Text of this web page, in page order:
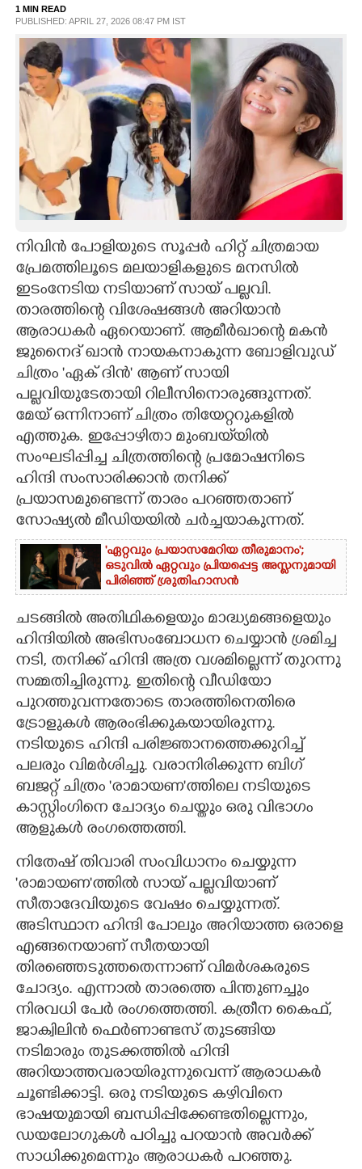
LIFESTYLE
SPIRITUAL
INFO+
ART
ASTRO
CARTOONS
LITERATURE
ZOOM
CONTACT US
1 MIN READ
PUBLISHED: APRIL 27, 2026 08:47 PM IST
നിവിൻ പോളിയുടെ സൂപ്പർ ഹിറ്റ് ചിത്രമായ
പ്രേമത്തിലൂടെ മലയാളികളുടെ മനസിൽ
ഇടംനേടിയ നടിയാണ് സായ് പല്ലവി.
താരത്തിന്റെ വിശേഷങ്ങൾ അറിയാൻ
ആരാധകർ ഏറെയാണ്. ആമീർഖാന്റെ മകൻ
ജുനൈദ് ഖാൻ നായകനാകുന്ന ബോളിവുഡ്
ചിത്രം 'ഏക് ദിൻ' ആണ് സായി
പല്ലവിയുടേതായി റിലീസിനൊരുങ്ങുന്നത്.
മേയ് ഒന്നിനാണ് ചിത്രം തിയേറ്ററുകളിൽ
എത്തുക. ഇപ്പോഴിതാ മുംബയ്‌യിൽ
സംഘടിപ്പിച്ച ചിത്രത്തിന്റെ പ്രമോഷനിടെ
ഹിന്ദി സംസാരിക്കാൻ തനിക്ക്
പ്രയാസമുണ്ടെന്ന് താരം പറഞ്ഞതാണ്
സോഷ്യൽ മീഡിയയിൽ ചർച്ചയാകുന്നത്.
'ഏറ്റവും പ്രയാസമേറിയ തീരുമാനം';
ഒടുവിൽ ഏറ്റവും പ്രിയപ്പെട്ട അസ്ലനുമായി
പിരിഞ്ഞ് ശ്രുതിഹാസൻ
ചടങ്ങിൽ അതിഥികളെയും മാദ്ധ്യമങ്ങളെയും
ഹിന്ദിയിൽ അഭിസംബോധന ചെയ്യാൻ ശ്രമിച്ച
നടി, തനിക്ക് ഹിന്ദി അത്ര വശമില്ലെന്ന് തുറന്നു
സമ്മതിച്ചിരുന്നു. ഇതിന്റെ വീഡിയോ
പുറത്തുവന്നതോടെ താരത്തിനെതിരെ
ട്രോളുകൾ ആരംഭിക്കുകയായിരുന്നു.
നടിയുടെ ഹിന്ദി പരിജ്ഞാനത്തെക്കുറിച്ച്
പലരും വിമർശിച്ചു. വരാനിരിക്കുന്ന ബിഗ്
ബജറ്റ് ചിത്രം 'രാമായണ'ത്തിലെ നടിയുടെ
കാസ്റ്റിംഗിനെ ചോദ്യം ചെയ്തും ഒരു വിഭാഗം
ആളുകൾ രംഗത്തെത്തി.
നിതേഷ് തിവാരി സംവിധാനം ചെയ്യുന്ന
'രാമായണ'ത്തിൽ സായ് പല്ലവിയാണ്
സീതാദേവിയുടെ വേഷം ചെയ്യുന്നത്.
അടിസ്ഥാന ഹിന്ദി പോലും അറിയാത്ത ഒരാളെ
എങ്ങനെയാണ് സീതയായി
തിരഞ്ഞെടുത്തതെന്നാണ് വിമർശകരുടെ
ചോദ്യം. എന്നാൽ താരത്തെ പിന്തുണച്ചും
നിരവധി പേർ രംഗത്തെത്തി. കത്രീന കൈഫ്,
ജാക്വിലിൻ ഫെർണാണ്ടസ് തുടങ്ങിയ
നടിമാരും തുടക്കത്തിൽ ഹിന്ദി
അറിയാത്തവരായിരുന്നുവെന്ന് ആരാധകർ
ചൂണ്ടിക്കാട്ടി. ഒരു നടിയുടെ കഴിവിനെ
ഭാഷയുമായി ബന്ധിപ്പിക്കേണ്ടതില്ലെന്നും,
ഡയലോഗുകൾ പഠിച്ചു പറയാൻ അവർക്ക്
സാധിക്കുമെന്നും ആരാധകർ പറഞ്ഞു.